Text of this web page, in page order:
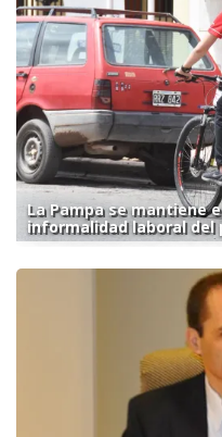
La Pampa se mantiene
informalidad laboral del